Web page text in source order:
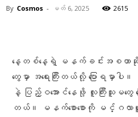
By Cosmos - မတ် 6, 2025 2615
နေ့တစ်နေ့ရဲ့ မနက်ခင်းအစဟာ
တွေမှာ အရေးကြီးတယ်လို့ ပြောရမှ
နဲ့ ပြည့်ဝအောင်နေဖို့ လူကြီးသူမတွေ
တယ်။ မနက်စောစောကို မင်္ဂလ